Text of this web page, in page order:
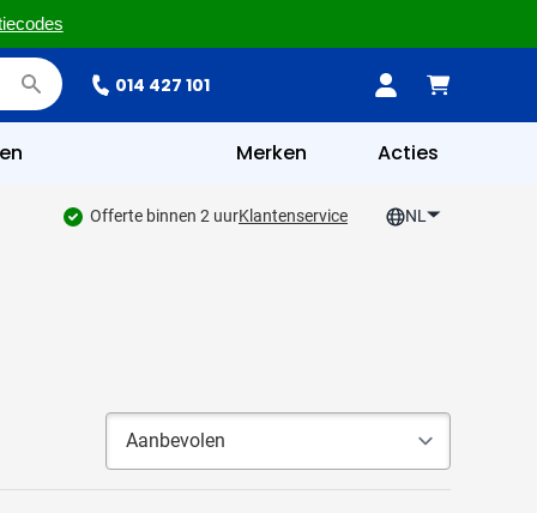
014 427 101
Merken Acties
Offerte binnen 2 uurKlantenservice NL